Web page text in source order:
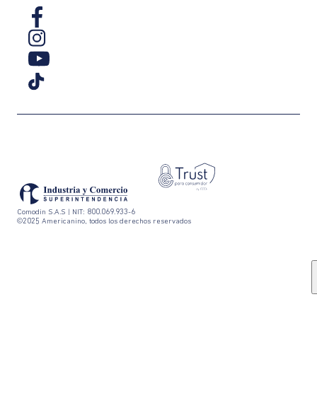
Comodin S.A.S | NIT: 800.069.933-6
©2025 Americanino, todos los derechos reservados